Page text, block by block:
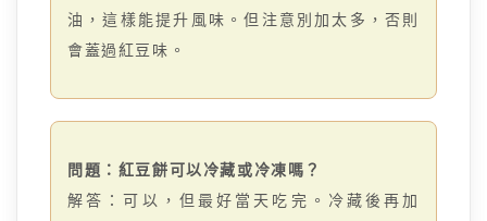
油，這樣能提升風味。但注意別加太多，否則
會蓋過紅豆味。
問題：紅豆餅可以冷藏或冷凍嗎？
解答：可以，但最好當天吃完。冷藏後再加